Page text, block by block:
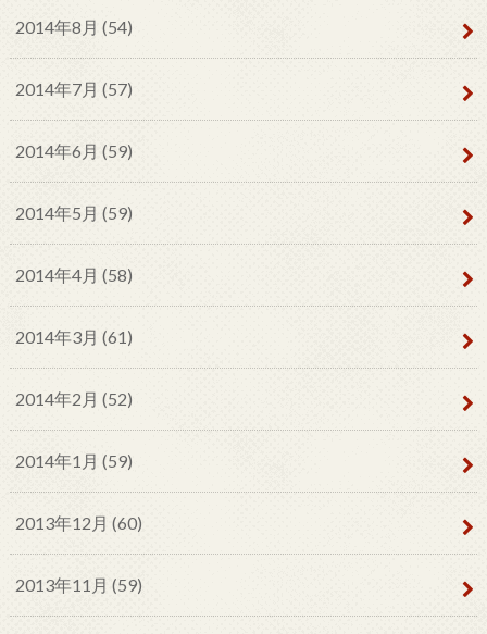
2014年8月 (54)
2014年7月 (57)
2014年6月 (59)
2014年5月 (59)
2014年4月 (58)
2014年3月 (61)
2014年2月 (52)
2014年1月 (59)
2013年12月 (60)
2013年11月 (59)